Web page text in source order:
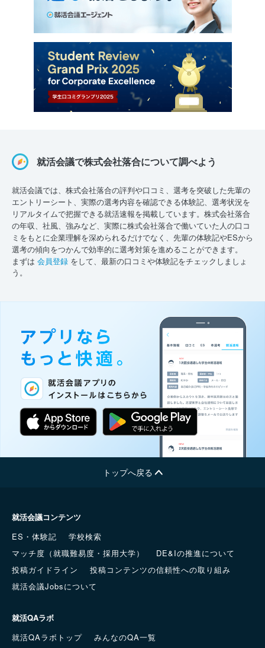
就活会議で株式会社落合について調べよう
就活会議では、株式会社落合の評判や口コミ、選考を突破した先輩の
エントリーシート、実際の選考内容を確認できる体験記、選考状況を
リアルタイムで把握できる就活速報を掲載しています。株式会社落合
の年収、社風、強みなど、実際に株式会社落合で働いていた人の口コ
ミをもとに企業理解を深められるだけでなく、先輩の体験記やESから
選考の傾向をつかんで効率的に選考対策を進めることができます。
まずは 会員登録 をして、最新の口コミや体験記をチェックしましょ
う。
トップへ戻る
就活会議コンテンツ
ES・体験記
学校検索
マッチ度（就職難易度・採用大学）
DE&Iの推進について
投稿ガイドライン
投稿コンテンツの信頼性への取り組み
就活会議Jobsについて
就活QAラボ
就活QAラボトップ
みんなのQA一覧